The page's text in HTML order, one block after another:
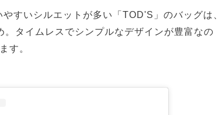
すいシルエットが多い「TOD'S」のバッグは、
タイムレスでシンプルなデザインが豊富なの
す。